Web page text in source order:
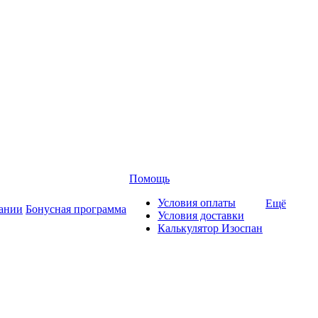
Бонусная программа
Помощь
Условия оплаты
Условия доставки
Калькулятор Изоспан
Ещё